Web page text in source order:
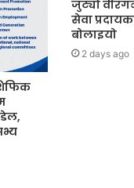
जुट्यो
सेवा
बोलाइयो
2 days ago